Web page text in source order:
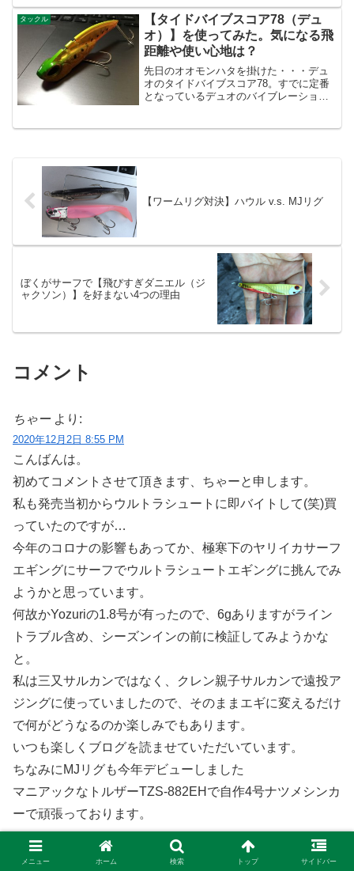
サイズ感は？前に使用していたのは同...
タックル
【タイドバイブスコア78（デュ
オ）】を使ってみた。気になる飛
距離や使い心地は？
先日のオオモンハタを掛けた・・・デュ
オのタイドバイブスコア78。すでに定番
となっているデュオのバイブレーショ
【ワームリグ対決】ハウル v.s. MJリグ
ぼくがサーフで【飛びすぎダニエル（ジ
ャクソン）】を好まない4つの理由
コメント
ちゃー より:
2020年12月2日 8:55 PM
こんばんは。
初めてコメントさせて頂きます、ちゃーと申します。
私も発売当初からウルトラシュートに即バイトして(笑)買
っていたのですが…
今年のコロナの影響もあってか、極寒下のヤリイカサーフ
エギングにサーフでウルトラシュートエギングに挑んでみ
ようかと思っています。
何故かYozuriの1.8号が有ったので、6gありますがライン
トラブル含め、シーズンインの前に検証してみようかな
と。
私は三又サルカンではなく、クレン親子サルカンで遠投ア
ジングに使っていましたので、そのままエギに変えるだけ
で何がどうなるのか楽しみでもあります。
いつも楽しくブログを読ませていただいています。
ちなみにMJリグも今年デビューしました
マニアックなトルザーTZS-882EHで自作4号ナツメシンカ
ーで頑張っております。
返信
メニュー ホーム 検索 トップ サイドバー